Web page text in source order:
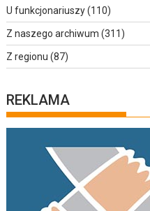
U funkcjonariuszy(110)
Z naszego archiwum (311)
Z regionu (87)
REKLAMA